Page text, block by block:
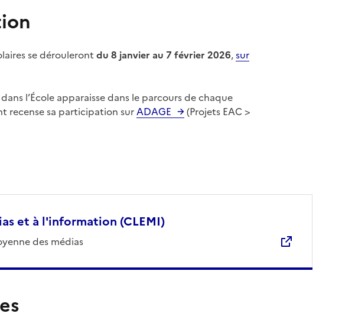
se dérouleront du 8 janvier au 7 février 2026,sur
l’École apparaisse dans le parcours de chaque
recense sa participation surADAGE
(Projets EAC >
et à l'information (CLEMI)
des médias